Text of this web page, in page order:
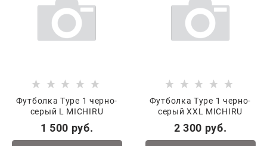
Футболка Type 1 черно-
серый L MICHIRU
1 500 руб.
Футболка Type 1 черно-
серый XXL MICHIRU
2 300 руб.